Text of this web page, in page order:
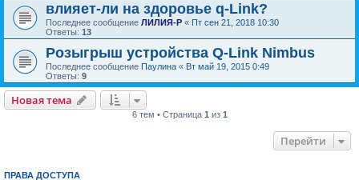
влияет-ли на здоровье q-Link?
Последнее сообщение ЛИЛИЯ-Р « Пт сен 21, 2018 10:30
Ответы: 13
Розыгрыш устройства Q-Link Nimbus
Последнее сообщение Паулина « Вт май 19, 2015 0:49
Ответы: 9
Новая тема
6 тем • Страница 1 из 1
Перейти
ПРАВА ДОСТУПА